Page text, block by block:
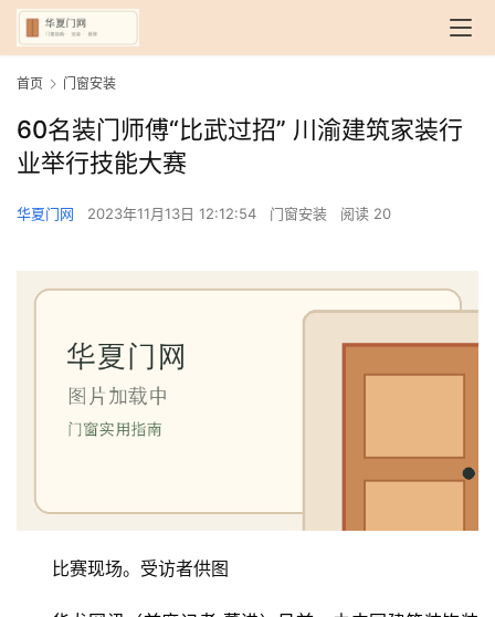
首页 门窗安装
60名装门师傅“比武过招” 川渝建筑家装行
业举行技能大赛
华夏门网 2023年11月13日 12:12:54 门窗安装 阅读 20
比赛现场。受访者供图